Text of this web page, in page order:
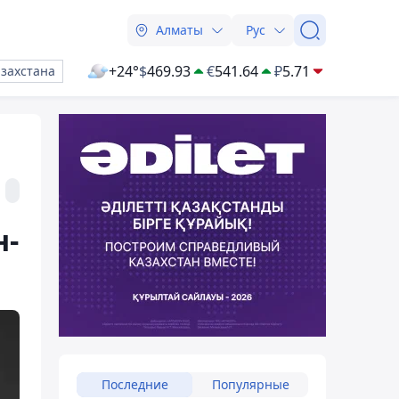
Алматы Рус
+24°$469.93 €541.64 ₽5.71
Последние Популярные